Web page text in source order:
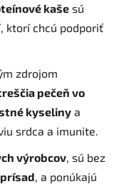
kaše sú
ktorí chcú podporiť
zdrojom
pečeň vo
kyseliny a
srdca a imunite.
výrobcov , sú bez
, a ponúkajú